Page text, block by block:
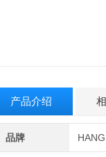
产品介绍
品牌